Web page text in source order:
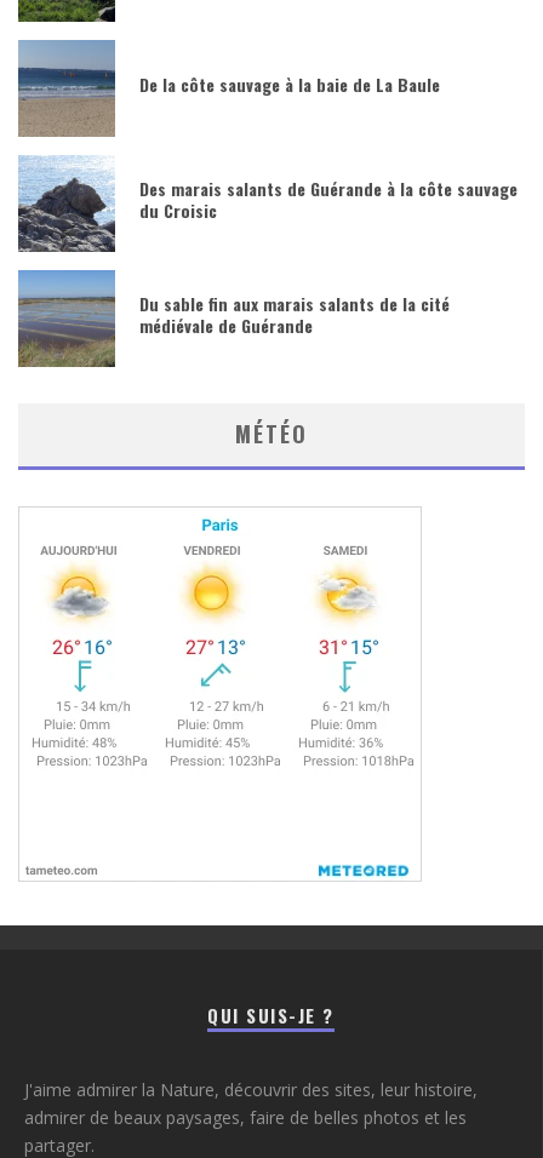
De la côte sauvage à la baie de La Baule
Des marais salants de Guérande à la côte sauvage
du Croisic
Du sable fin aux marais salants de la cité
médiévale de Guérande
MÉTÉO
QUI SUIS-JE ?
J'aime admirer la Nature, découvrir des sites, leur histoire,
admirer de beaux paysages, faire de belles photos et les
partager.